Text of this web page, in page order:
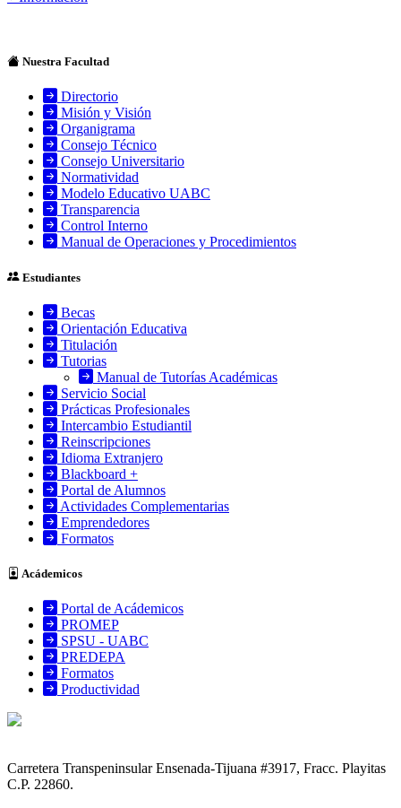
Nuestra Facultad
Directorio
Misión y Visión
Organigrama
Consejo Técnico
Consejo Universitario
Normatividad
Modelo Educativo UABC
Transparencia
Control Interno
Manual de Operaciones y Procedimientos
Estudiantes
Becas
Orientación Educativa
Titulación
Tutorias
Manual de Tutorías Académicas
Servicio Social
Prácticas Profesionales
Intercambio Estudiantil
Reinscripciones
Idioma Extranjero
Blackboard +
Portal de Alumnos
Actividades Complementarias
Emprendedores
Formatos
Acádemicos
Portal de Acádemicos
PROMEP
SPSU - UABC
PREDEPA
Formatos
Productividad
Carretera Transpeninsular Ensenada-Tijuana #3917, Fracc. Playitas
C.P. 22860.